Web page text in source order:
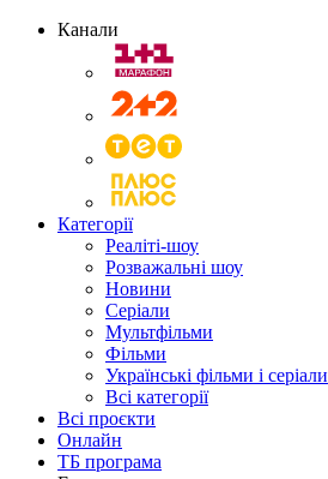
Канали
Категорії
Реаліті-шоу
Розважальні шоу
Новини
Серіали
Мультфільми
Фільми
Українські фільми і серіали
Всі категорії
Всі проєкти
Онлайн
ТБ програма